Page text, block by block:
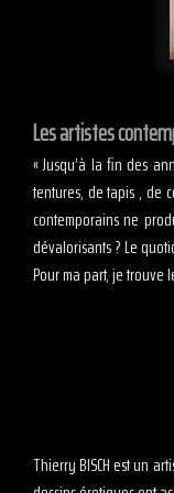
Les artistes
« Jusqu’à la fin des
tentures, de tapis , de
contemporains ne
dévalorisants ? Le
Pour ma part, je trouve
Thierry BISCH est un